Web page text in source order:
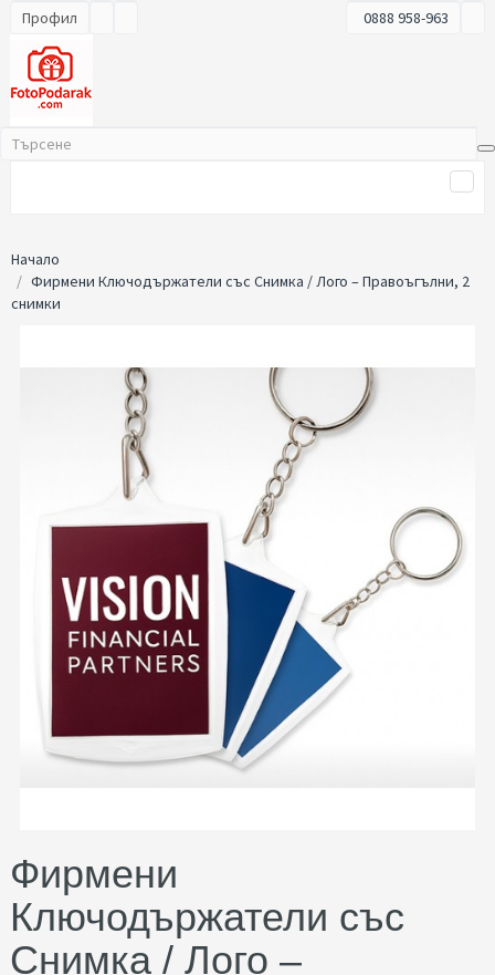
Профил 0888 958-963
Начало
Фирмени Ключодържатели със Снимка / Лого – Правоъгълни, 2
снимки
Фирмени
Ключодържатели със
Снимка / Лого –